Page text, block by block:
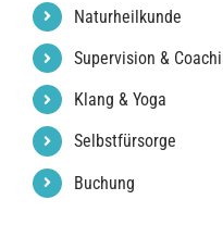
Naturheilkunde
Supervision &
Klang & Yoga
Selbstfürsorge
Buchung